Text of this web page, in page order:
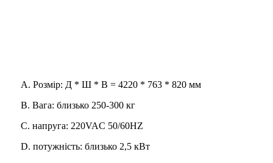
A. Розмір: Д * Ш * В = 4220 * 763 * 820 мм
B. Вага: близько 250-300 кг
C. напруга: 220VAC 50/60HZ
D. потужність: близько 2,5 кВт